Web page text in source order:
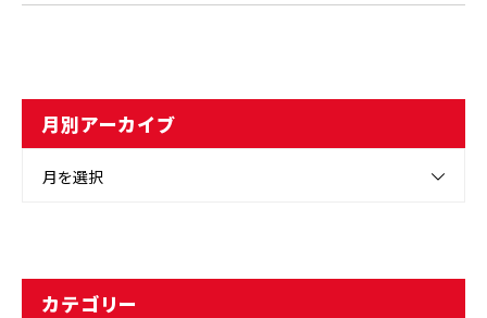
月別アーカイブ
月を選択
カテゴリー